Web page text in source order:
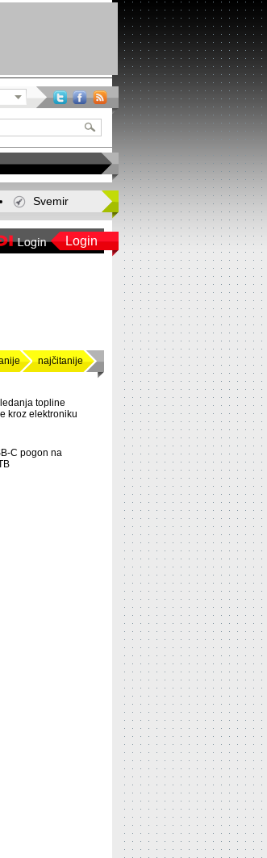
Svemir
Login
najčitanije
topline
kroz elektroniku
C pogon na